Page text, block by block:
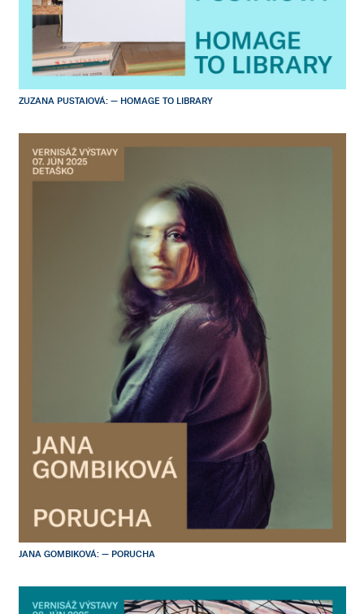
ZUZANA PUSTAIOVÁ: — HOMAGE TO LIBRARY
JANA GOMBIKOVÁ: — PORUCHA